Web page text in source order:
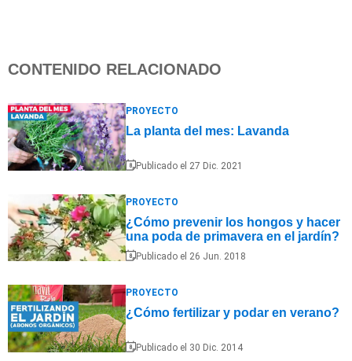
CONTENIDO RELACIONADO
PROYECTO
La planta del mes: Lavanda
Publicado el 27 Dic. 2021
PROYECTO
¿Cómo prevenir los hongos y hacer
una poda de primavera en el jardín?
Publicado el 26 Jun. 2018
PROYECTO
¿Cómo fertilizar y podar en verano?
Publicado el 30 Dic. 2014